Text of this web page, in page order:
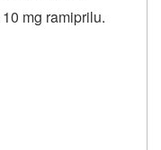
10 mg ramiprilu.